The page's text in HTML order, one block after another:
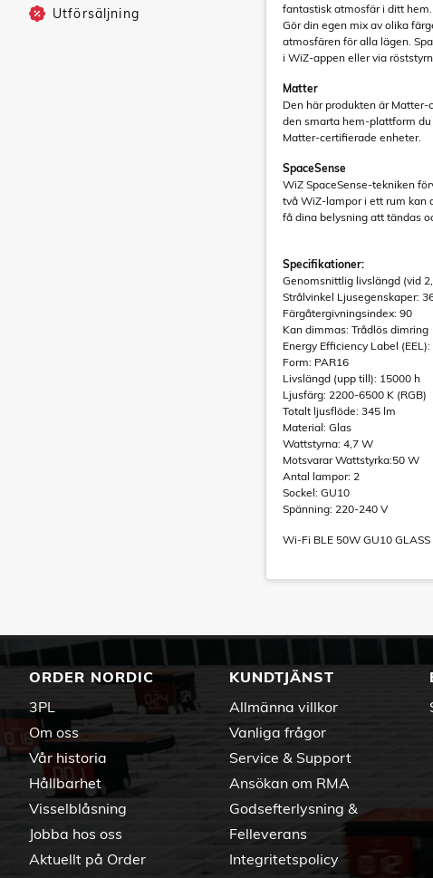
Utförsäljning
fantastisk atmosfär i ditt hem.
Gör din egen mix av olika
atmosfären för alla lägen.
i WiZ-appen eller via
Matter
Den här produkten är
den smarta hem-plattform
Matter-certifierade enheter.
SpaceSense
WiZ SpaceSense-tekniken
två WiZ-lampor i ett rum kan
få dina belysning att tändas
Specifikationer:
Genomsnittlig livslängd (vid
Strålvinkel Ljusegenskaper:
Färgåtergivningsindex: 90
Kan dimmas: Trådlös dimring
Energy Efficiency Label (EEL):
Form: PAR16
Livslängd (upp till): 15000 h
Ljusfärg: 2200-6500 K (RGB)
Totalt ljusflöde: 345 lm
Material: Glas
Wattstyrna: 4,7 W
Motsvarar Wattstyrka:50 W
Antal lampor: 2
Sockel: GU10
Spänning: 220-240 V
Wi-Fi BLE 50W GU10
ORDER NORDIC
3PL
Om oss
Vår historia
Hållbarhet
Visselblåsning
Jobba hos oss
Aktuellt på Order
KUNDTJÄNST
Allmänna villkor
Vanliga frågor
Service & Support
Ansökan om RMA
Godsefterlysning &
Felleverans
Integritetspolicy